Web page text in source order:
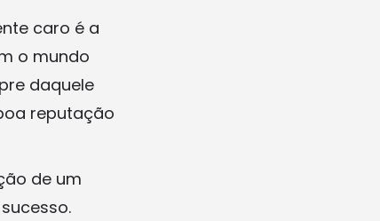
caro é a
o mundo
daquele
reputação
de um